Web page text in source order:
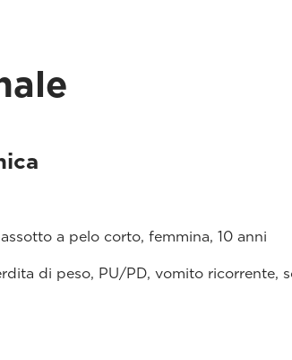
a pelo corto, femmina, 10 anni
di peso, PU/PD, vomito